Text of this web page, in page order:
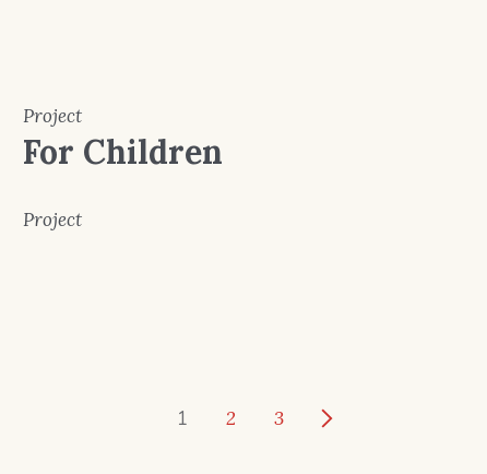
Project
For Children
Project
1 2 3